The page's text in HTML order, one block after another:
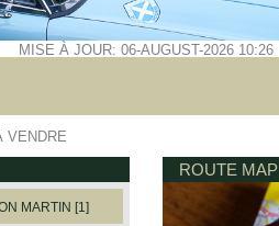
MISE À JOUR: 06-AUGUST-2026 10:26
VENDRE
MARTIN [1]
ROUTE MAP